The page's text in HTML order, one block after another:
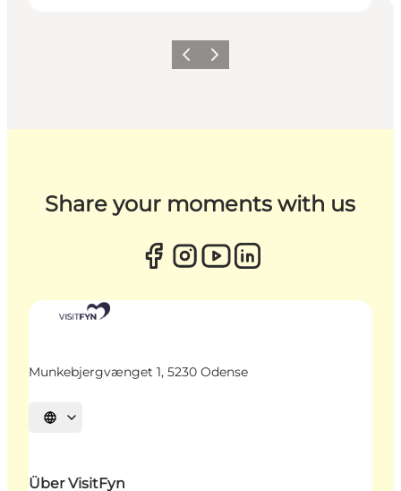
ZurückWeiter
Share your moments with us
Munkebjergvænget 1, 5230 Odense
Sprache auswählen
Über VisitFyn